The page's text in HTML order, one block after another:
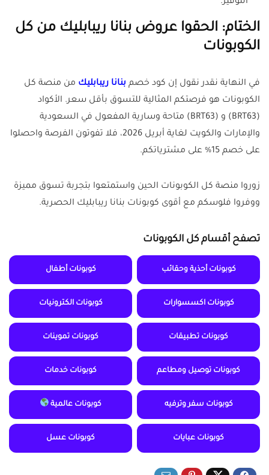
الختام: الحقوا عروض بنانا ريبابليك من كل
الكوبونات
في النهاية نقدر نقول إن كود خصم بنانا ريبابليك من منصة كل
الكوبونات هو فرصتكم المثالية للتسوق بأقل سعر. الأكواد
(BRT63) و (BRT63) متاحة وسارية المفعول في السعودية
والإمارات والكويت لغاية أبريل 2026، فلا تفوتون الفرصة واحصلوا
على خصم 15% على مشترياتكم.
زوروا منصة كل الكوبونات الحين واستمتعوا بتجربة تسوق مميزة
ووفروا فلوسكم مع أقوى كوبونات بنانا ريبابليك الحصرية.
تصفح أقسام كل الكوبونات
كوبونات أحذية وحقائب كوبونات أطفال
كوبونات اكسسوارات كوبونات الكترونيات
كوبونات تطبيقات كوبونات تموينات
كوبونات توصيل ومطاعم كوبونات خدمات
كوبونات سفر وترفيه كوبونات عالمية
كوبونات عبايات كوبونات عسل